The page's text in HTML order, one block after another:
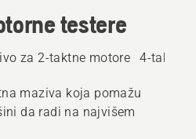
testere
za 2-taktne motore 4-taktni
maziva koja pomažu
da radi na najvišem